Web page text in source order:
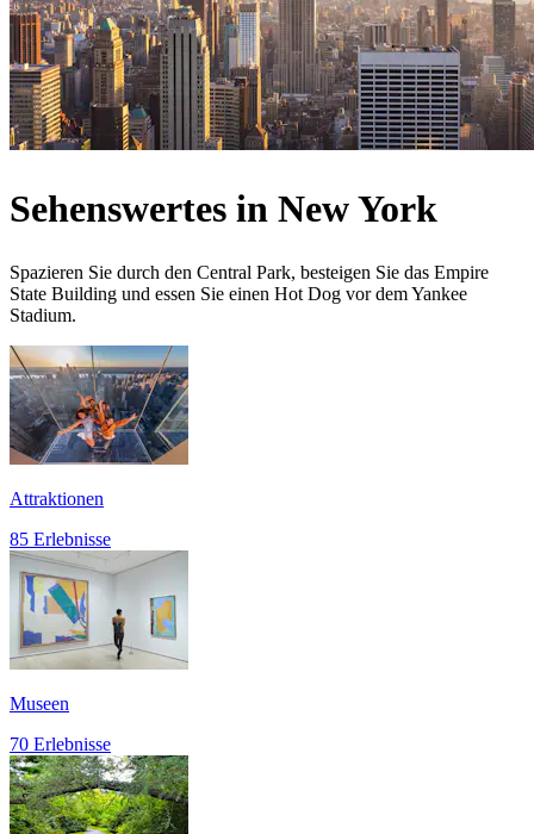
Sehenswertes in New York
Spazieren Sie durch den Central Park, besteigen Sie das Empire
State Building und essen Sie einen Hot Dog vor dem Yankee
Stadium.
Attraktionen
85 Erlebnisse
Museen
70 Erlebnisse